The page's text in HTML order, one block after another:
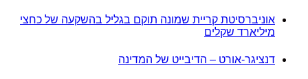
אוניברסיטת קריית שמונה תוקם בגליל בהשקעה של כחצי
מיליארד שקלים
דנציגר-אורט – הדיבייט של המדינה